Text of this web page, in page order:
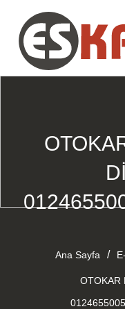
Ana Sayfa /
OTOKAR